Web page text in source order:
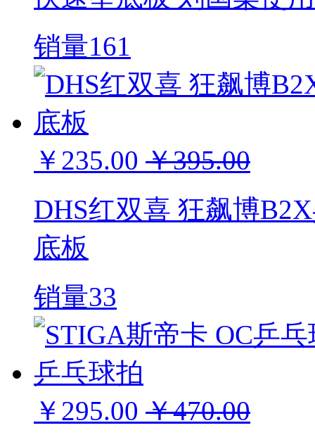
销量161
￥235.00 ￥395.00
DHS红双喜 狂飙博
底板
销量33
￥295.00 ￥470.00